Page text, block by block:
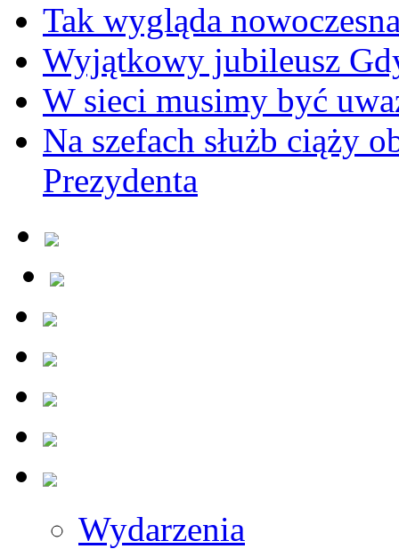
Tak wygląda
Wyjątkowy jubileusz
W sieci musimy być
Na szefach służb ciąży
Prezydenta
Wydarzenia